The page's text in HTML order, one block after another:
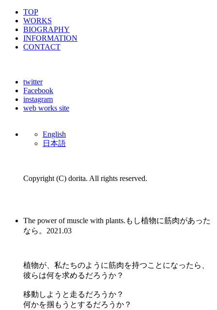
TOP
WORKS
BIOGRAPHY
INFORMATION
CONTACT
twitter
Facebook
instagram
web works site
English
日本語
Copyright (C) dorita. All rights reserved.
The power of muscle with plants.もし植物に筋肉があった
なら。 2021.03
植物が、私たちのように筋肉を持つことになったら、
彼らは何を求めるだろうか？
移動しようと走るだろうか？
何かを掴もうとするだろうか？